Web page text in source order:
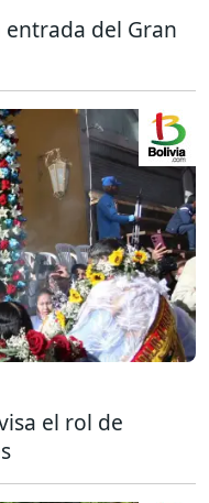
del Gran
el rol de